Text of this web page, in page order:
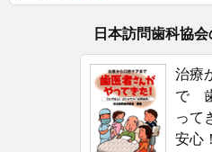
日本訪問歯科協
治療
で
って
安心